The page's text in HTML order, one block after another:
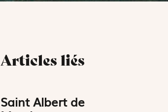
Articles liés
Saint Albert de